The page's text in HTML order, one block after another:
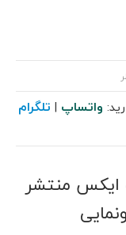
واتساپ | تلگرام
ایکس منتشر